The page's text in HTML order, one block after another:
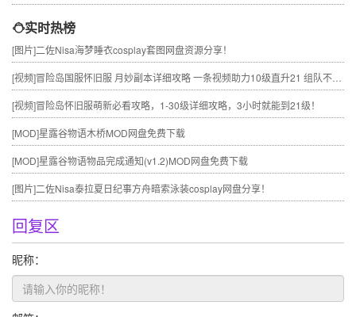
实时热榜
[图片]二佐Nisa海梦睡衣cosplay套图网盘资源分享！
[视频]冒险岛国服怀旧服 月妙副本详细攻略 一条视频助力10级直升21 组队不求人
[视频]冒险岛怀旧服萌新必看攻略，1-30级详细攻略，3小时就能到21级！
[MOD]星露谷物语木桥MOD网盘免费下载
[MOD]星露谷物语物品完成通知(v1.2)MOD网盘免费下载
[图片]二佐Nisa泰拉夏日纪事方舟暗索泳装cosplay网盘分享！
回复区
昵称：